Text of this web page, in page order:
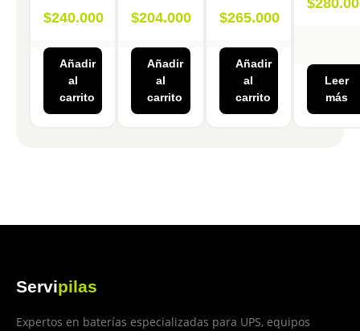
$240.000
Añadir
al
carrito
$204.000
Añadir
al
carrito
$265.000
Añadir
al
carrito
$
Leer
más
Servipilas
Expertos en baterías especializadas para UPS, equipos